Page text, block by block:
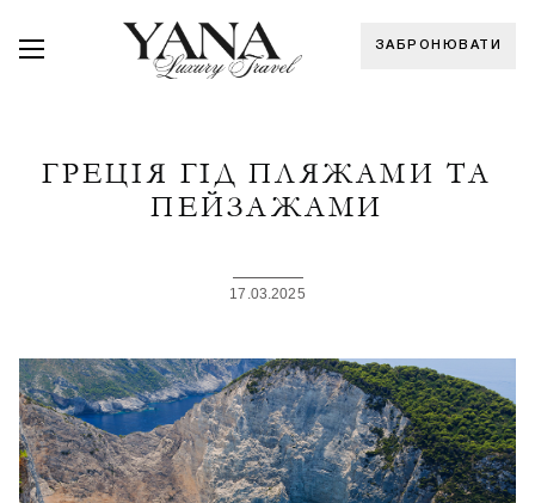
ЗАБРОНЮВАТИ
ГРЕЦІЯ ГІД ПЛЯЖАМИ ТА
ПЕЙЗАЖАМИ
17.03.2025